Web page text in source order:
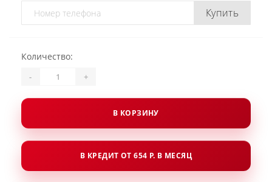
Купить
Количество:
- +
В КОРЗИНУ
В КРЕДИТ ОТ 654 Р. В МЕСЯЦ